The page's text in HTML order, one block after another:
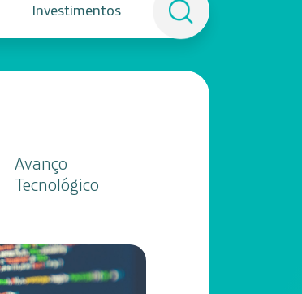
Investimentos
Avanço
Tecnológico